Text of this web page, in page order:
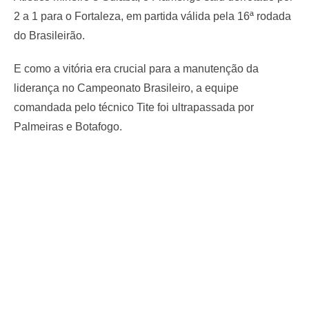
2 a 1 para o Fortaleza, em partida válida pela 16ª rodada
do Brasileirão.
E como a vitória era crucial para a manutenção da
liderança no Campeonato Brasileiro, a equipe
comandada pelo técnico Tite foi ultrapassada por
Palmeiras e Botafogo.